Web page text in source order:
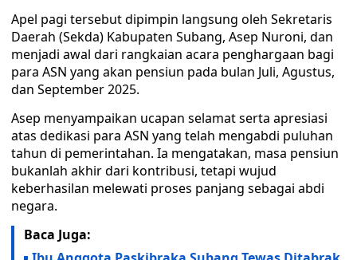
Apel pagi tersebut dipimpin langsung oleh Sekretaris
Daerah (Sekda) Kabupaten Subang, Asep Nuroni, dan
menjadi awal dari rangkaian acara penghargaan bagi
para ASN yang akan pensiun pada bulan Juli, Agustus,
dan September 2025.
Asep menyampaikan ucapan selamat serta apresiasi
atas dedikasi para ASN yang telah mengabdi puluhan
tahun di pemerintahan. Ia mengatakan, masa pensiun
bukanlah akhir dari kontribusi, tetapi wujud
keberhasilan melewati proses panjang sebagai abdi
negara.
Baca Juga: